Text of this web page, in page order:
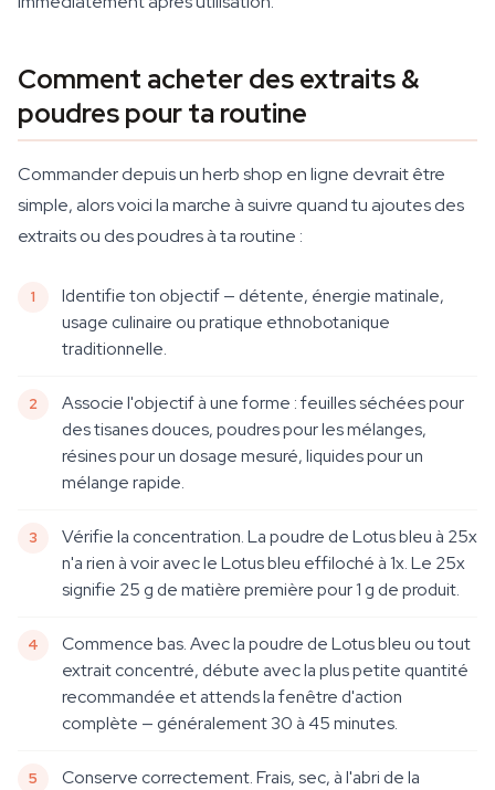
Comment acheter des extraits &
poudres pour ta routine
Commander depuis un herb shop en ligne devrait être
simple, alors voici la marche à suivre quand tu ajoutes des
extraits ou des poudres à ta routine :
Identifie ton objectif — détente, énergie matinale,
usage culinaire ou pratique ethnobotanique
traditionnelle.
Associe l'objectif à une forme : feuilles séchées pour
des tisanes douces, poudres pour les mélanges,
résines pour un dosage mesuré, liquides pour un
mélange rapide.
Vérifie la concentration. La poudre de Lotus bleu à 25x
n'a rien à voir avec le Lotus bleu effiloché à 1x. Le 25x
signifie 25 g de matière première pour 1 g de produit.
Commence bas. Avec la poudre de Lotus bleu ou tout
extrait concentré, débute avec la plus petite quantité
recommandée et attends la fenêtre d'action
complète — généralement 30 à 45 minutes.
Conserve correctement. Frais, sec, à l'abri de la